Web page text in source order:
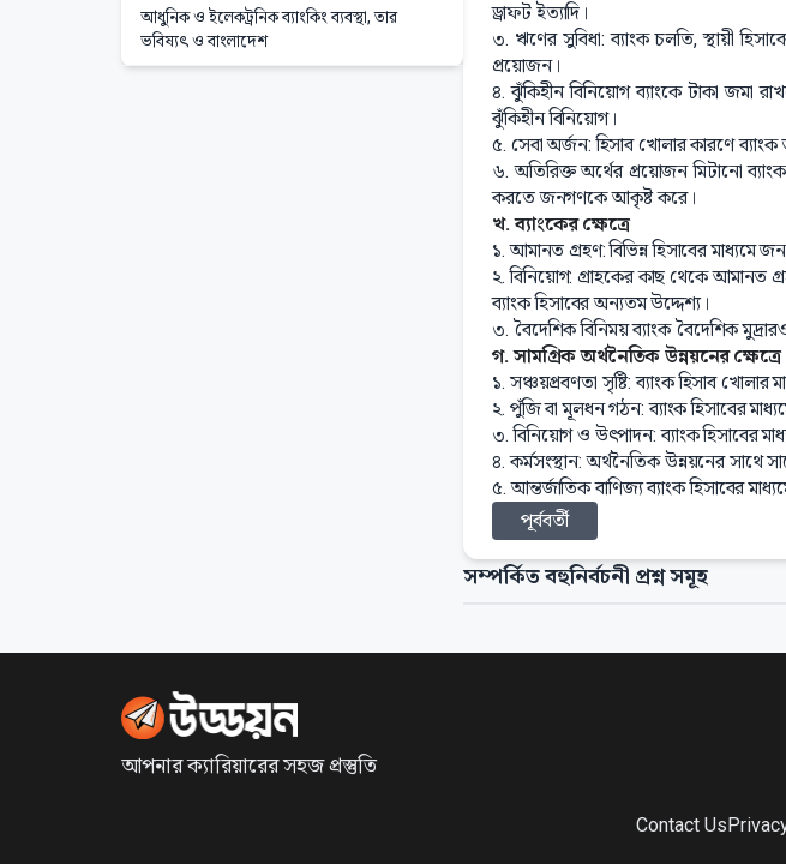
আধুনিক ও ইলেকট্রনিক ব্যাংকিং ব্যবস্থা, তার
ভবিষ্যৎ ও বাংলাদেশ
ড্রাফট ইত্যাদি।
৩. ঋণের সুবিধা: ব্যাংক চলতি, স্থায়ী
প্রয়োজন।
৪. ঝুঁকিহীন বিনিয়োগ ব্যাংকে টাকা জমা
ঝুঁকিহীন বিনিয়োগ।
৫. সেবা অর্জন: হিসাব খোলার কারণে ব্যাংক
৬. অতিরিক্ত অর্থের প্রয়োজন মিটানো
করতে জনগণকে আকৃষ্ট করে।
খ. ব্যাংকের ক্ষেত্রে
১. আমানত গ্রহণ: বিভিন্ন হিসাবের
২. বিনিয়োগ: গ্রাহকের কাছ থেকে আমানত
ব্যাংক হিসাবের অন্যতম উদ্দেশ্য।
৩. বৈদেশিক বিনিময় ব্যাংক বৈদেশিক
গ. সামগ্রিক অর্থনৈতিক উন্নয়নের ক্ষেত্রে
১. সঞ্চয়প্রবণতা সৃষ্টি: ব্যাংক হিসাব খোলার
২. পুঁজি বা মূলধন গঠন: ব্যাংক হিসাবের
৩. বিনিয়োগ ও উৎপাদন: ব্যাংক হিসাবের
৪. কর্মসংস্থান: অর্থনৈতিক উন্নয়নের সাথে
৫. আন্তর্জাতিক বাণিজ্য ব্যাংক হিসাবের
পূর্ববর্তী
সম্পর্কিত বহুনির্বচনী প্রশ্ন সমূহ
আপনার ক্যারিয়ারের সহজ প্রস্তুতি
Contact Us